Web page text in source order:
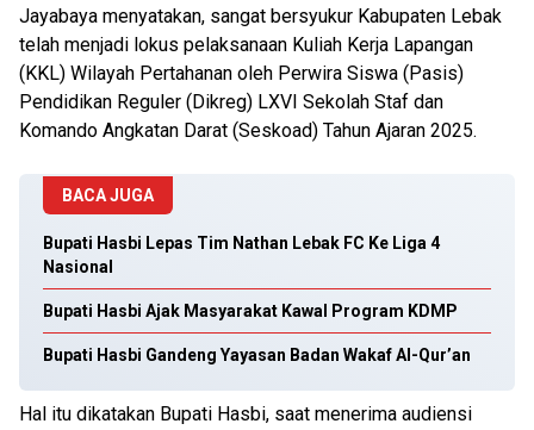
Jayabaya menyatakan, sangat bersyukur Kabupaten Lebak
telah menjadi lokus pelaksanaan Kuliah Kerja Lapangan
(KKL) Wilayah Pertahanan oleh Perwira Siswa (Pasis)
Pendidikan Reguler (Dikreg) LXVI Sekolah Staf dan
Komando Angkatan Darat (Seskoad) Tahun Ajaran 2025.
BACA JUGA
Bupati Hasbi Lepas Tim Nathan Lebak FC Ke Liga 4
Nasional
Bupati Hasbi Ajak Masyarakat Kawal Program KDMP
Bupati Hasbi Gandeng Yayasan Badan Wakaf Al-Qur’an
Hal itu dikatakan Bupati Hasbi, saat menerima audiensi